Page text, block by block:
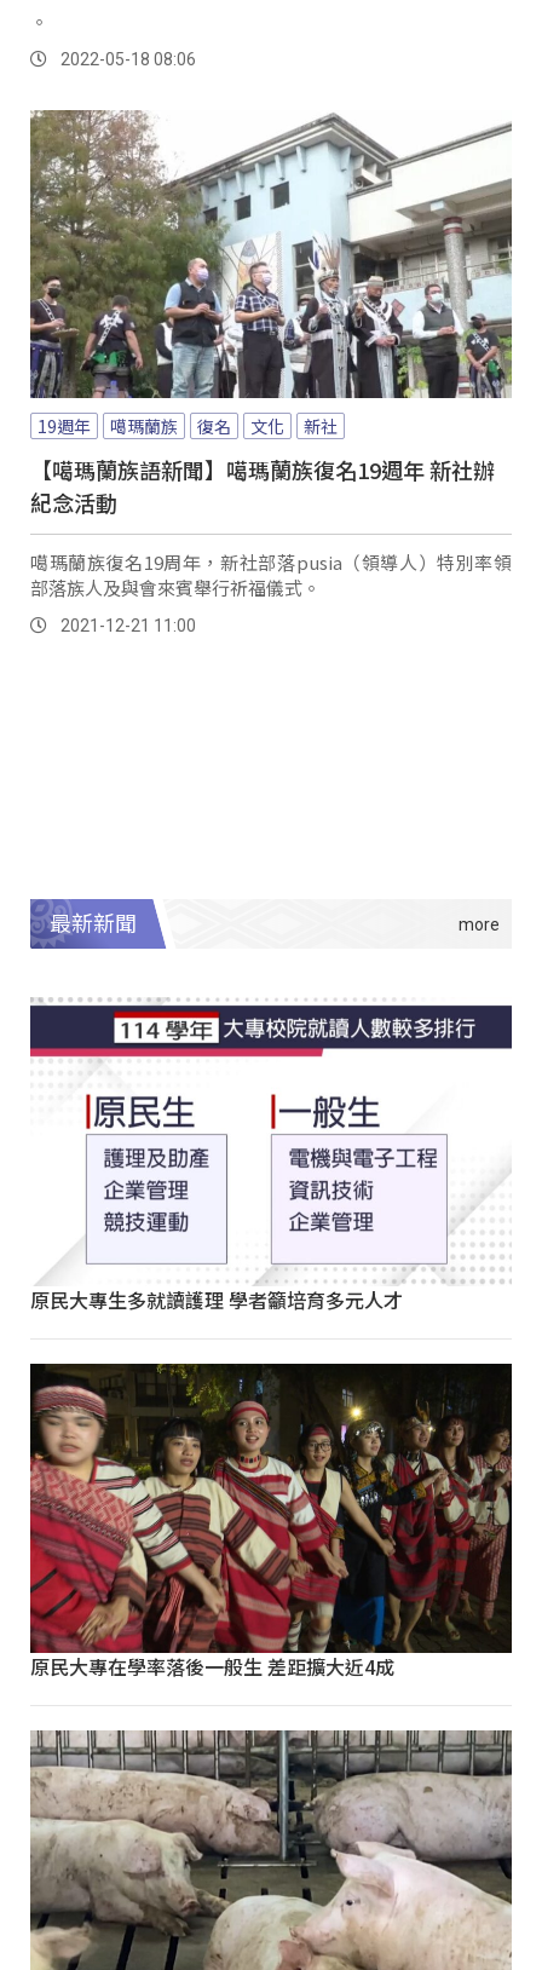
。
2022-05-18 08:06
19週年 噶瑪蘭族 復名 文化 新社
【噶瑪蘭族語新聞】噶瑪蘭族復名19週年 新社辦
紀念活動
噶瑪蘭族復名19周年，新社部落pusia（領導人）特別率領
部落族人及與會來賓舉行祈福儀式。
2021-12-21 11:00
最新新聞
原民大專生多就讀護理 學者籲培育多元人才
原民大專在學率落後一般生 差距擴大近4成